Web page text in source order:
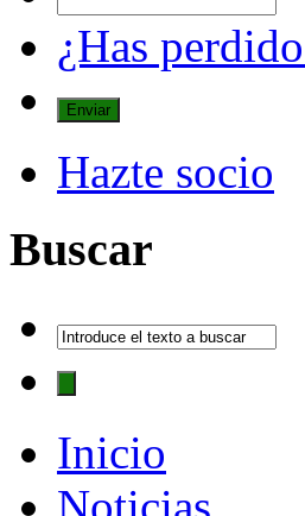
¿Has
Hazte socio
Buscar
Inicio
Noticias